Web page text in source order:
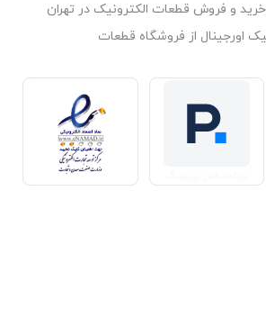
خرید و فروش قطعات الکترونیک در تهران
اورجینال از فروشگاه قطعات